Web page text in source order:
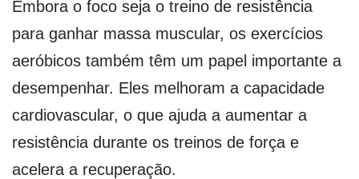
Embora o foco seja o treino de resistência
para ganhar massa muscular, os exercícios
aeróbicos também têm um papel importante a
desempenhar. Eles melhoram a capacidade
cardiovascular, o que ajuda a aumentar a
resistência durante os treinos de força e
acelera a recuperação.